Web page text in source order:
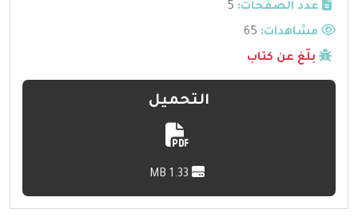
عدد الصفحات: 5
مشاهدات:
بلّغ عن كتاب
التحميل